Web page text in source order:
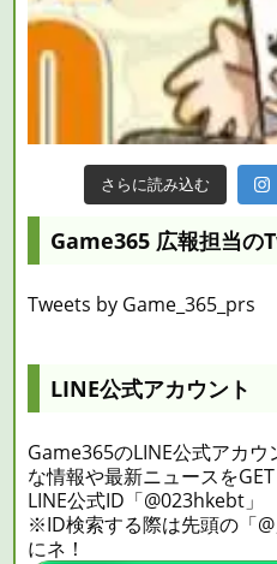
さらに読み込む
Game365 広報担当
Tweets by Game_365_prs
LINE公式アカウント
Game365のLINE公式アカ
な情報や最新ニュースを
LINE公式ID「@023hkebt」
※ID検索する際は先頭の「
にネ！